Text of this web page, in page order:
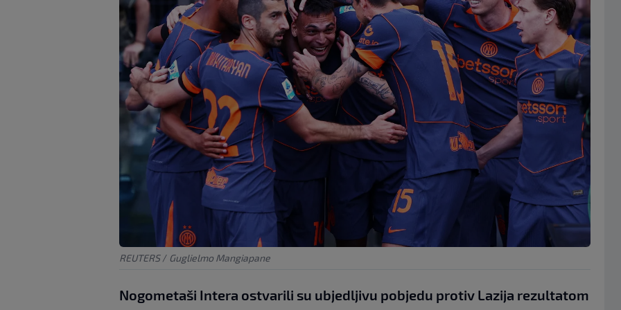
REUTERS / Guglielmo Mangiapane
Nogometaši Intera ostvarili su ubjedljivu pobjedu protiv Lazija rezultatom